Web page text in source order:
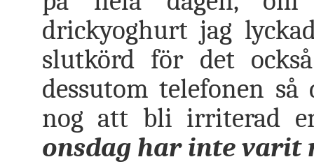
drickyoghurt jag
slutkörd för det
dessutom telefonen
nog att bli irriterad
onsdag har inte varit